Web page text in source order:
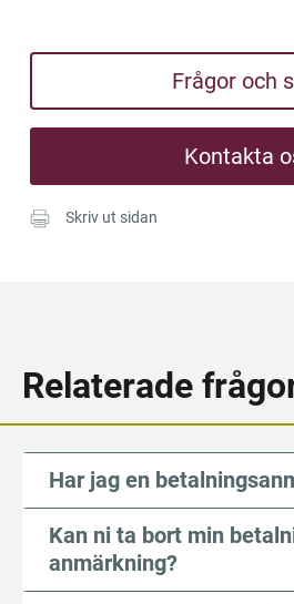
Frågor och
Kontakta
Skriv ut sidan
Relaterade
Har jag en
Kan ni ta bort min
anmärkning?